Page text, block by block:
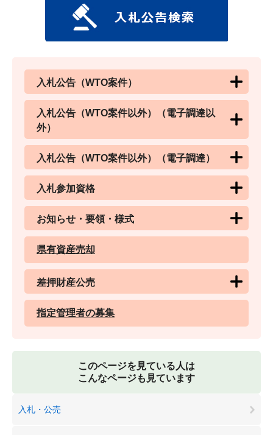
入札公告（WTO案件）
入札公告（WTO案件以外）（電子調達以
外）
入札公告（WTO案件以外）（電子調達）
入札参加資格
お知らせ・要領・様式
県有資産売却
差押財産公売
指定管理者の募集
このページを見ている人は
こんなページも見ています
入札・公売